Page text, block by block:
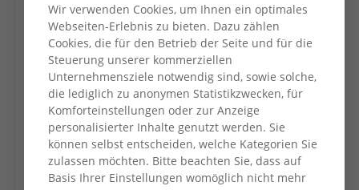
Schüler*innen schrieben mit Fingerfarbe die
Wörter auf die Fenster, die Kleinen, mit Pinsel
und Maleroutfit ausgerüstet, malten die
Blüten, die Sonne und Herzen dazu.
„Das Vorbereiten hat uns echt viel Spaß
gemacht“, sagt Sandy Kihr (21). „Bereits zuvor
wurden im Unterricht die „Internationalen
Wochen gegen Rassismus“ thematisiert und
besprochen, wie man sich dazu einbringen
Wir verwenden Cookies, um Ihnen ein optimales
Webseiten-Erlebnis zu bieten. Dazu zählen
Cookies, die für den Betrieb der Seite und für die
Steuerung unserer kommerziellen
Unternehmensziele notwendig sind, sowie solche,
die lediglich zu anonymen Statistikzwecken, für
Komforteinstellungen oder zur Anzeige
personalisierter Inhalte genutzt werden. Sie
können selbst entscheiden, welche Kategorien Sie
zulassen möchten. Bitte beachten Sie, dass auf
Basis Ihrer Einstellungen womöglich nicht mehr